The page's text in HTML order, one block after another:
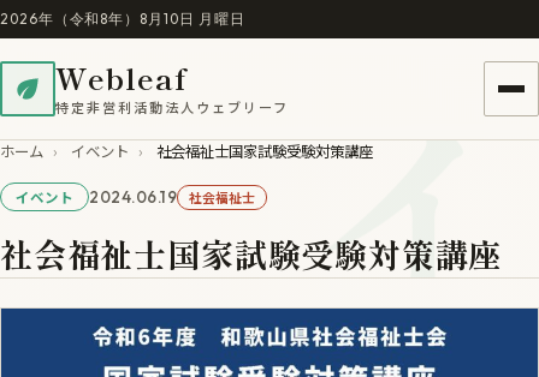
2026年（令和8年）8月10日 月曜日
Webleaf
特定非営利活動法人ウェブリーフ イ
ホーム › イベント › 社会福祉士国家試験受験対策講座
イベント 2024.06.19 社会福祉士
社会福祉士国家試験受験対策講座